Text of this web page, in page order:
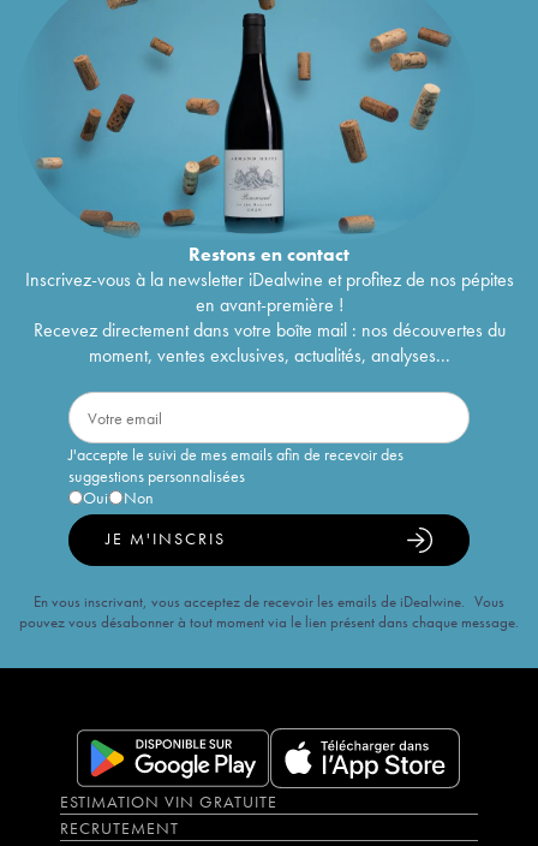
Restons encontact
Inscrivez-vous à la newsletter iDealwine et profitez de nos pépites
en avant-première !
Recevez directement dans votre boîte mail : nos découvertes du
moment, ventes exclusives, actualités, analyses...
J'accepte le suivi de mes emails afin de recevoir des
suggestions personnalisées
Oui
Non
JE M'INSCRIS
En vous inscrivant, vous acceptez de recevoir les emails de iDealwine. Vous
pouvez vous désabonner à tout moment via le lien présent dans chaque message.
ESTIMATION VIN GRATUITE
RECRUTEMENT